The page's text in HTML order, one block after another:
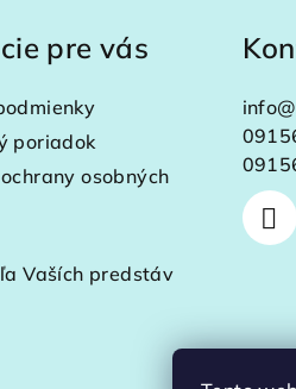
pre vás
poriadok
osobných
Vaších predstáv
info@